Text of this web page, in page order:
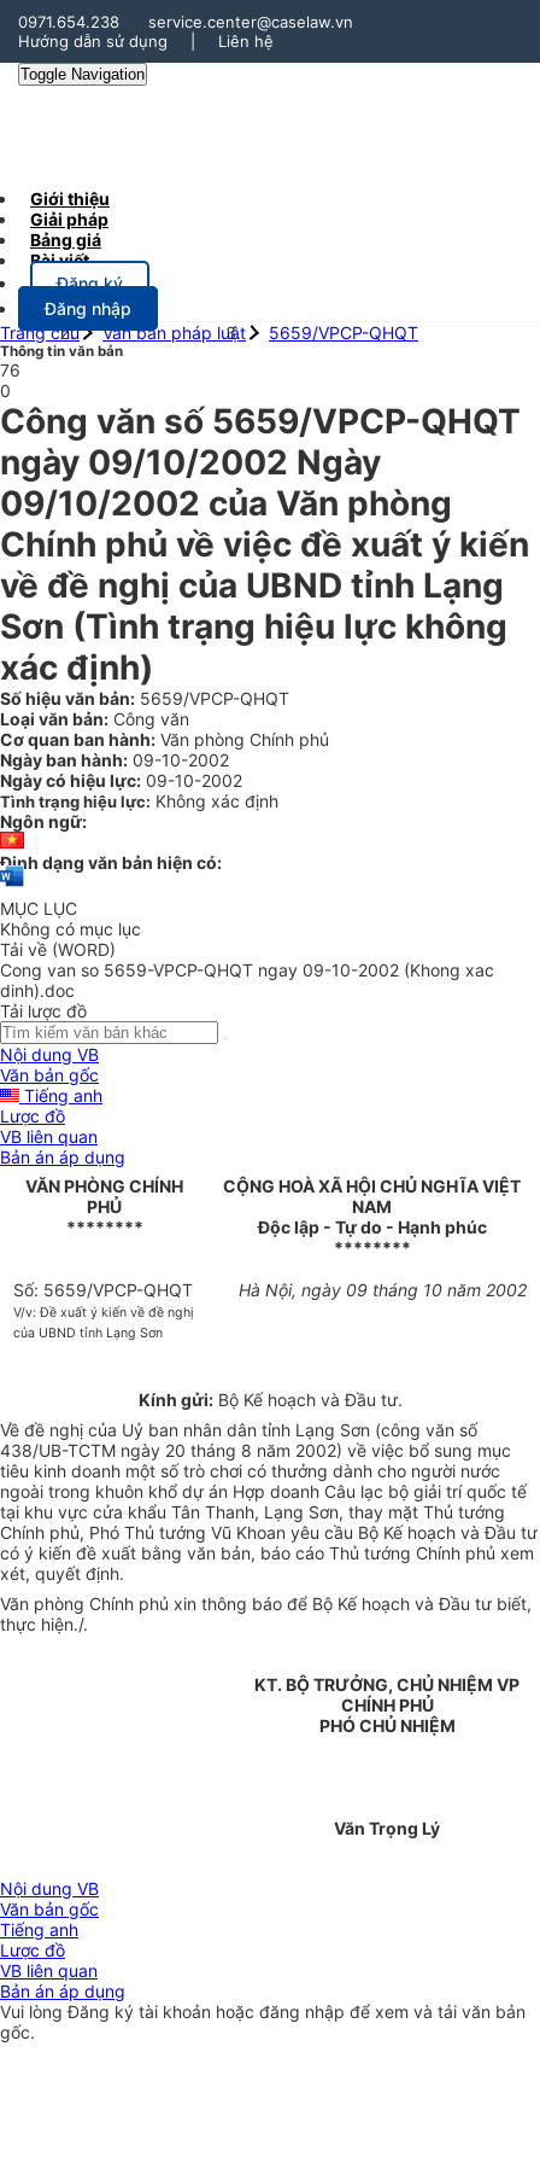
0971.654.238
service.center@caselaw.vn
Hướng dẫn sử dụng
Liên hệ
Toggle Navigation
Giới thiệu
Giải pháp
Bảng giá
Bài viết
Đăng ký
Đăng nhập
Trang chủ
Văn bản pháp luật 5659/VPCP-QHQT
Thông tin văn bản
76
0
Công văn số 5659/VPCP-QHQT
ngày 09/10/2002 Ngày
09/10/2002 của Văn phòng
Chính phủ về việc đề xuất ý kiến
về đề nghị của UBND tỉnh Lạng
Sơn (Tình trạng hiệu lực không
xác định)
Số hiệu văn bản: 5659/VPCP-QHQT
Loại văn bản: Công văn
Cơ quan ban hành: Văn phòng Chính phủ
Ngày ban hành: 09-10-2002
Ngày có hiệu lực: 09-10-2002
Tình trạng hiệu lực: Không xác định
Ngôn ngữ:
Định dạng văn bản hiện có:
MỤC LỤC
Không có mục lục
Tải về (WORD)
Cong van so 5659-VPCP-QHQT ngay 09-10-2002 (Khong xac
dinh).doc
Tải lược đồ
Nội dung VB
Văn bản gốc
Tiếng anh
Lược đồ
VB liên quan
Bản án áp dụng
VĂN PHÒNG CHÍNH
PHỦ
********
CỘNG HOÀ XÃ HỘI CHỦ NGHĨA VIỆT
NAM
Độc lập - Tự do - Hạnh phúc
********
Số: 5659/VPCP-QHQT
V/v: Đề xuất ý kiến về đề nghị
của UBND tỉnh Lạng Sơn
Hà Nội, ngày 09 tháng 10 năm 2002
Kính gửi:Bộ Kế hoạch và Đầu tư.
Về đề nghị của Uỷ ban nhân dân tỉnh Lạng Sơn (công văn số
438/UB-TCTM ngày 20 tháng 8 năm 2002) về việc bổ sung mục
tiêu kinh doanh một số trò chơi có thưởng dành cho người nước
ngoài trong khuôn khổ dự án Hợp doanh Câu lạc bộ giải trí quốc tế
tại khu vực cửa khẩu Tân Thanh, Lạng Sơn, thay mặt Thủ tướng
Chính phủ, Phó Thủ tướng Vũ Khoan yêu cầu Bộ Kế hoạch và Đầu tư
có ý kiến đề xuất bằng văn bản, báo cáo Thủ tướng Chính phủ xem
xét, quyết định.
Văn phòng Chính phủ xin thông báo để Bộ Kế hoạch và Đầu tư biết,
thực hiện./.
KT. BỘ TRƯỞNG, CHỦ NHIỆM VP
CHÍNH PHỦ
PHÓ CHỦ NHIỆM
Văn Trọng Lý
Nội dung VB
Văn bản gốc
Tiếng anh
Lược đồ
VB liên quan
Bản án áp dụng
Vui lòngĐăng ký tài khoản hoặc đăng nhập để xem và tải văn bản
gốc.